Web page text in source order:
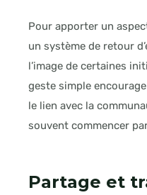
Pour apporter un
un système de retour
l’image de certaines
geste simple
le lien avec la
souvent commencer
Partage et